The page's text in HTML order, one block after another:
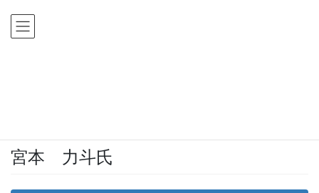
動
宮本 力斗氏